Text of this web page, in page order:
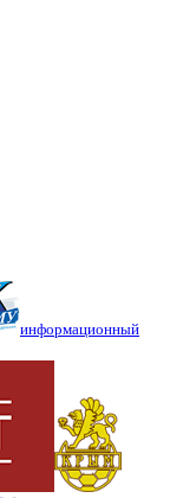
информационный